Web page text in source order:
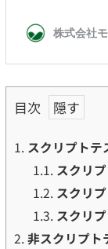
目次
1. スクリプトテ
1.1. スクリ
1.2. スクリ
1.3. スクリ
2.非スクリプト